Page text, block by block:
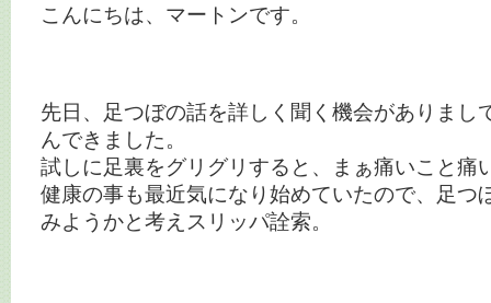
こんにちは、マートンです。
先日、足つぼの話を詳しく聞く機会がありまし
んできました。
試しに足裏をグリグリすると、まぁ痛いこと痛
健康の事も最近気になり始めていたので、足つ
みようかと考えスリッパ詮索。